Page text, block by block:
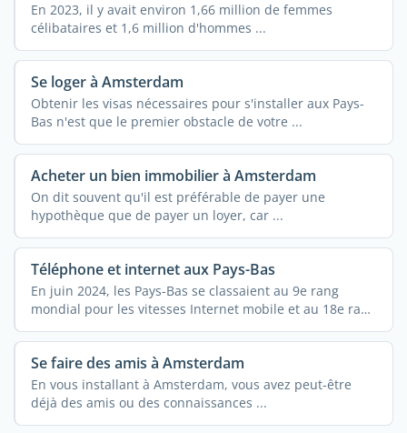
En 2023, il y avait environ 1,66 million de femmes
célibataires et 1,6 million d'hommes ...
Se loger à Amsterdam
Obtenir les visas nécessaires pour s'installer aux Pays-
Bas n'est que le premier obstacle de votre ...
Acheter un bien immobilier à Amsterdam
On dit souvent qu'il est préférable de payer une
hypothèque que de payer un loyer, car ...
Téléphone et internet aux Pays-Bas
En juin 2024, les Pays-Bas se classaient au 9e rang
mondial pour les vitesses Internet mobile et au 18e rang
...
Se faire des amis à Amsterdam
En vous installant à Amsterdam, vous avez peut-être
déjà des amis ou des connaissances ...